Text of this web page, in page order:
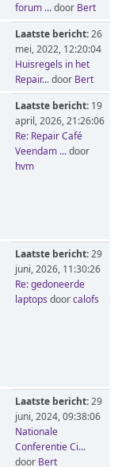
forum ...door Bert
Laatste bericht:26
mei, 2022, 12:20:04
Huisregels in het
Repair...door Bert
Laatste bericht: 19
april, 2026, 21:26:06
Re: Repair Café
Veendam ...door
hvm
Laatste bericht:29
juni, 2026, 11:30:26
Re: gedoneerde
laptops doorcalofs
Laatste bericht:29
juni, 2024, 09:38:06
Nationale
Conferentie Ci...
door Bert